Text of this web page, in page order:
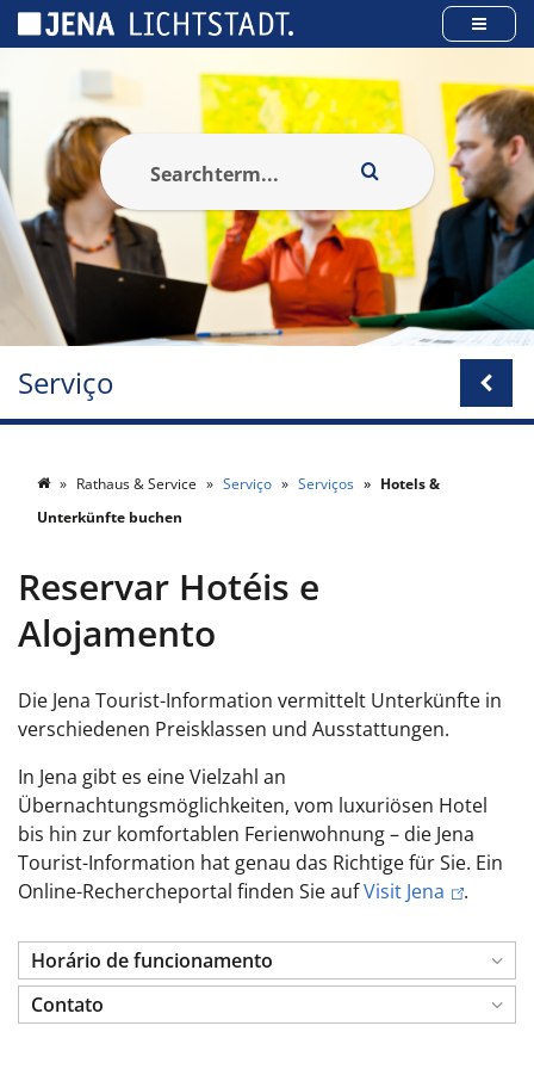
Serviço
Rathaus & Service Serviço Serviços
Hotels &
Unterkünfte buchen
Reservar Hotéis e
Alojamento
Die Jena Tourist-Information vermittelt Unterkünfte in
verschiedenen Preisklassen und Ausstattungen.
In Jena gibt es eine Vielzahl an
Übernachtungsmöglichkeiten, vom luxuriösen Hotel
bis hin zur komfortablen Ferienwohnung – die Jena
Tourist-Information hat genau das Richtige für Sie. Ein
Online-Rechercheportal finden Sie aufVisit Jena .
Horário de funcionamento
Contato
Cookies management panel